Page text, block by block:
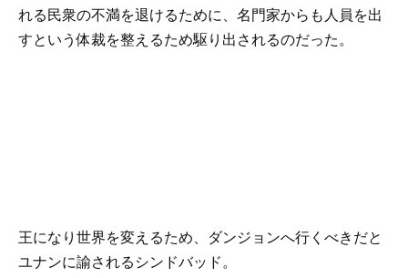
れる民衆の不満を退けるために、名門家からも人員を出
すという体裁を整えるため駆り出されるのだった。
王になり世界を変えるため、ダンジョンへ行くべきだと
ユナンに諭されるシンドバッド。